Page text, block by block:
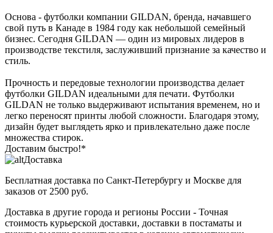
Основа - футболки компании GILDAN, бренда, начавшего
свой путь в Канаде в 1984 году как небольшой семейный
бизнес. Сегодня GILDAN — один из мировых лидеров в
производстве текстиля, заслуживший признание за качество и
стиль.
Прочность и передовые технологии производства делает
футболки GILDAN идеальными для печати. Футболки
GILDAN не только выдерживают испытания временем, но и
легко переносят принты любой сложности. Благодаря этому,
дизайн будет выглядеть ярко и привлекательно даже после
множества стирок.
Доставим быстро!*
Доставка
Бесплатная доставка по Санкт-Петербургу и Москве для
заказов от 2500 руб.
Доставка в другие города и регионы России - Точная
стоимость курьерской доставки, доставки в постаматы и